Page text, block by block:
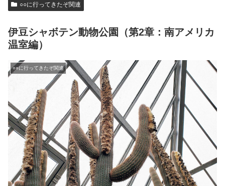
○○に行ってきたぞ関連
伊豆シャボテン動物公園（第2章：南アメリカ
温室編）
○○に行ってきたぞ関連